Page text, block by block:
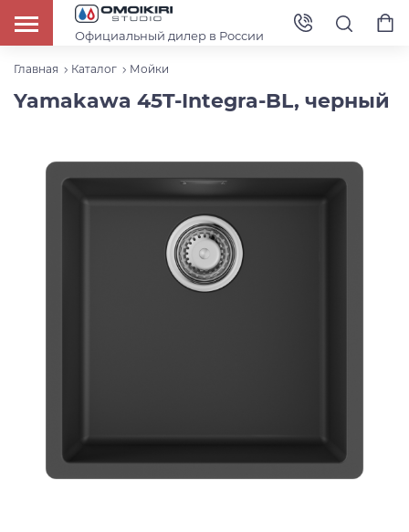
Официальный дилер в России
Главная Каталог Мойки
Yamakawa 45T-Integra-BL, черный